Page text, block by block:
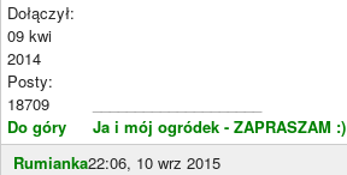
Dołączył:
09 kwi
2014
Posty:
18709
Do góry
Ja i mój ogródek - ZAPRASZAM :)
Rumianka22:06, 10 wrz 2015